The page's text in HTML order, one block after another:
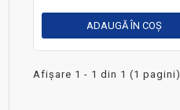
ADAUGĂ ÎN COŞ
Afişare 1 - 1 din 1 (1 pagini)